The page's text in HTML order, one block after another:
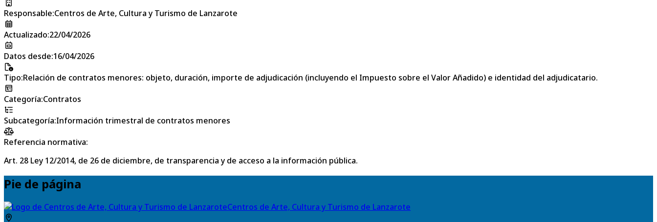
Responsable:Centros de Arte, Cultura y Turismo de Lanzarote
Actualizado:22/04/2026
Datos desde:16/04/2026
Tipo:Relación de contratos menores: objeto, duración, importe de adjudicación (incluyendo el Impuesto sobre el Valor Añadido) e identidad del adjudicatario.
Categoría:Contratos
Subcategoría:Información trimestral de contratos menores
Referencia normativa:
Art. 28 Ley 12/2014, de 26 de diciembre, de transparencia y de acceso a la información pública.
Pie de página
Centros de Arte, Cultura y Turismo de Lanzarote